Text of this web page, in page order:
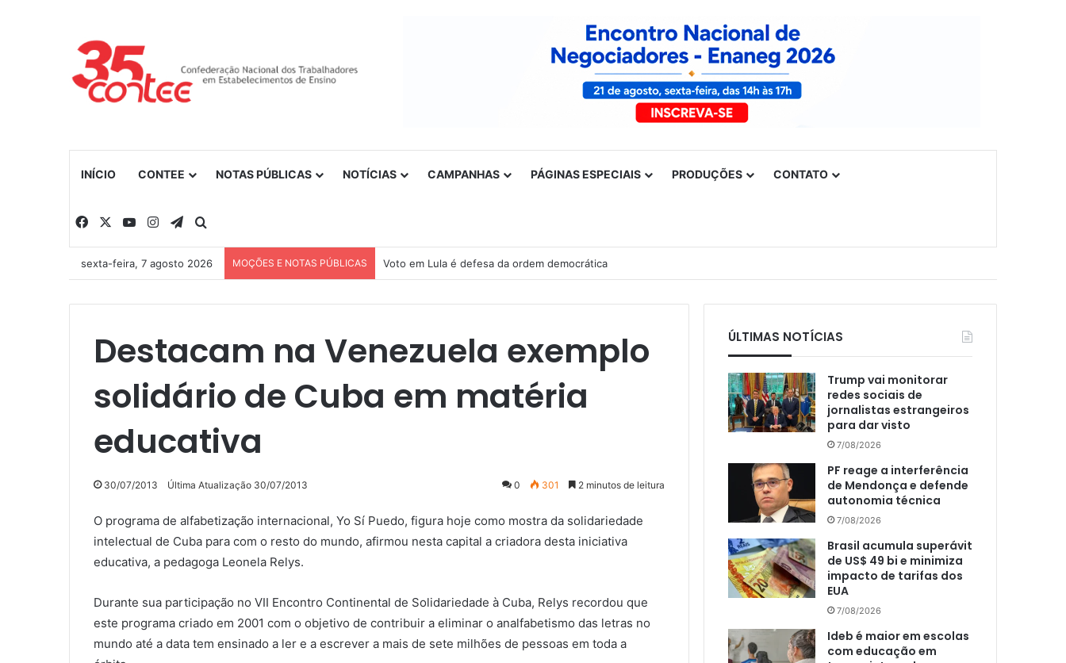
INÍCIO CONTEE NOTAS PÚBLICAS NOTÍCIAS CAMPANHAS PÁGINAS ESPECIAIS PRODUÇÕES CONTATO
Facebook YouTubeInstagramTelegram
sexta-feira, 7 agosto 2026 MOÇÕES E NOTAS PÚBLICAS Voto em Lula é defesa da ordem democrática
Destacam na Venezuela exemplo
solidário de Cuba em matéria
educativa
30/07/2013 Última Atualização 30/07/2013 0 301 2 minutos de leitura
O programa de alfabetização internacional, Yo Sí Puedo, figura hoje como mostra da solidariedade
intelectual de Cuba para com o resto do mundo, afirmou nesta capital a criadora desta iniciativa
educativa, a pedagoga Leonela Relys.
Durante sua participação no VII Encontro Continental de Solidariedade à Cuba, Relys recordou que
este programa criado em 2001 com o objetivo de contribuir a eliminar o analfabetismo das letras no
mundo até a data tem ensinado a ler e a escrever a mais de sete milhões de pessoas em toda a
ÚLTIMAS NOTÍCIAS
Trump vai monitorar
redes sociais de
jornalistas estrangeiros
para dar visto
7/08/2026
PF reage a interferência
de Mendonça e defende
autonomia técnica
7/08/2026
Brasil acumula superávit
de US$ 49 bi e minimiza
impacto de tarifas dos
EUA
7/08/2026
Ideb é maior em escolas
com educação em